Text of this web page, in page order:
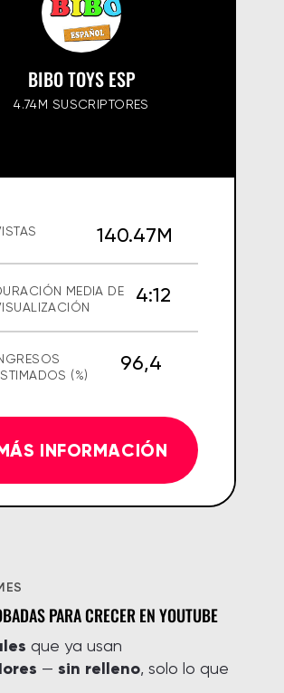
BIBO TOYS ESP
4.74M SUSCRIPTORES
140.47M
MEDIA DE
4:12
(%)
96,4
INFORMACIÓN
PARA CRECER EN YOUTUBE
que ya usan
— sin relleno, solo lo que